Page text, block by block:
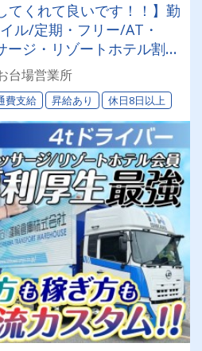
てくれて良いです！！】勤
ル/定期・フリー/AT・
ジ・リゾートホテル割引
＞＜圧倒的な福利厚生・
談動画もチェック／
台場営業所
費支給 昇給あり 休日8日以上